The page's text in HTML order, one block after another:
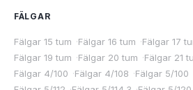
FÄLGAR
Fälgar 15 tum ·Fälgar 16 tum ·Fälgar 17
Fälgar 19 tum ·Fälgar 20 tum ·Fälgar 21
Fälgar 4/100 ·Fälgar 4/108 ·Fälgar 5/100